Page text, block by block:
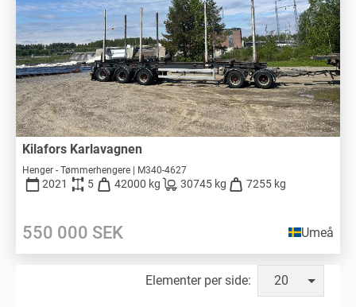
Kilafors Karlavagnen
Henger - Tømmerhengere | M340-4627
2021 5 42000 kg 30745 kg 7255 kg
550 000 SEK Umeå
Elementer per side: 20